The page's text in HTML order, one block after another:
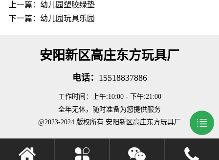
上一篇： 幼儿园塑胶绿垫
下一篇： 幼儿园玩具乐园
安阳新区高庄东方玩具厂
电话： 15518837886
工作时间：上午:10:00 - 下午:21:00
全年无休，随时准备为您提供服务
@2023-2024 版权所有 安阳新区高庄东方玩具厂